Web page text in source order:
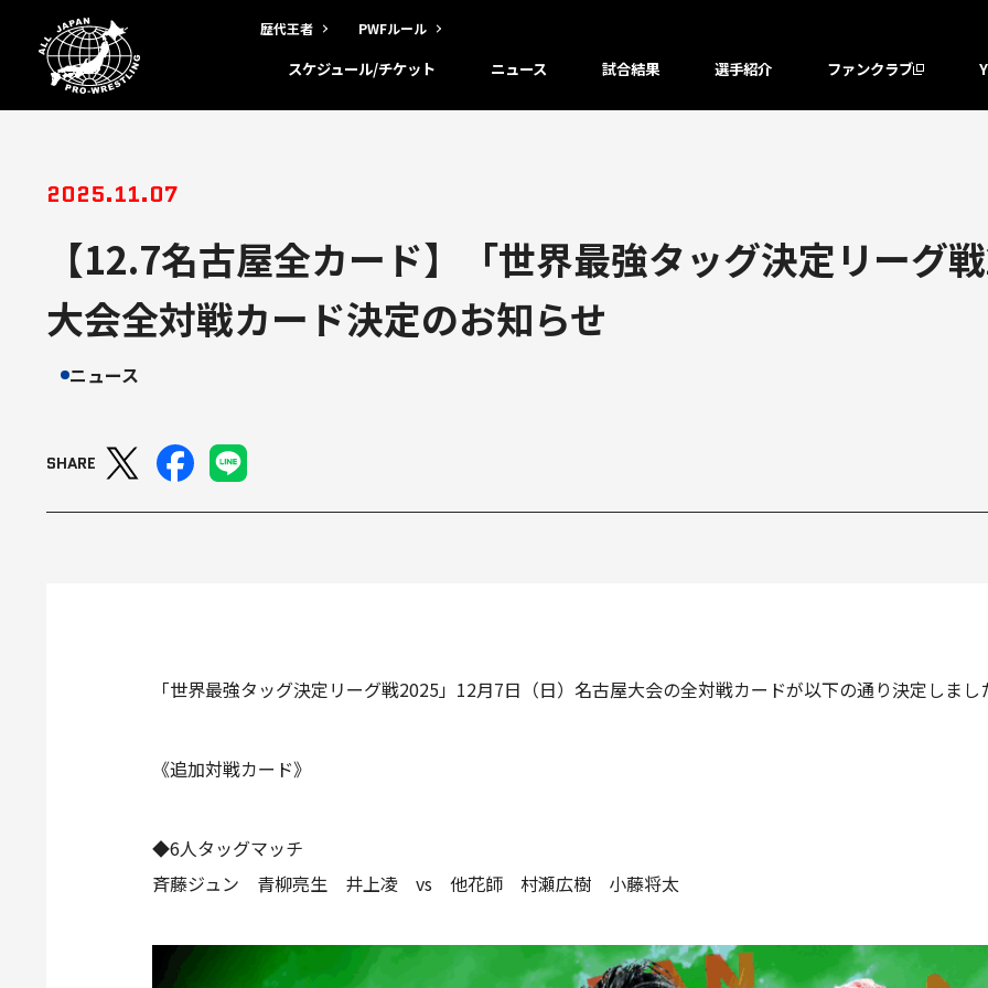
歴代王者 PWFルール
スケジュール/チケット ニュース 試合結果 選手紹介 ファンクラブ
2025.11.07
【12.7名古屋全カード】「世界最強タッグ決定リーグ
大会全対戦カード決定のお知らせ
ニュース
SHARE
「世界最強タッグ決定リーグ戦2025」12月7日（日）名古屋大会の全対戦カードが以下の通り決定しまし
《追加対戦カード》
◆6人タッグマッチ
斉藤ジュン 青柳亮生 井上凌 vs 他花師 村瀬広樹 小藤将太